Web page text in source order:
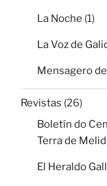
La Noche (1)
La Voz de
Mensagero
Revistas (26)
Boletín do
Terra de
El Heraldo